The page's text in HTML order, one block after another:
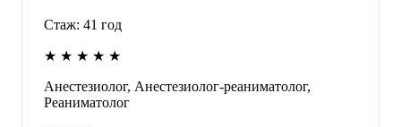
Стаж: 41 год
★ ★ ★ ★ ★
Анестезиолог, Анестезиолог-реаниматолог,
Реаниматолог